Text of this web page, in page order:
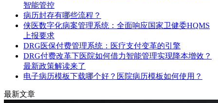
智能管控
病历封存有哪些流程？
侠医数字化病案管理系统：全面响应国家卫健委HQMS
上报要求
DRG医保付费管理系统：医疗支付变革的引擎
DRG付费改革下医院如何借力智能管理实现降本增效？
最新政策解读来了
电子病历模板下载哪个好？医院病历模板如何使用？
最新文章